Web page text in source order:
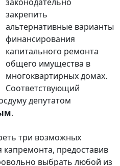
закрепить
альтернативные варианты
финансирования
капитального ремонта
общего имущества в
многоквартирных домах.
Соответствующий
депутатом
.
три возможных
предоставив
выбрать любой из